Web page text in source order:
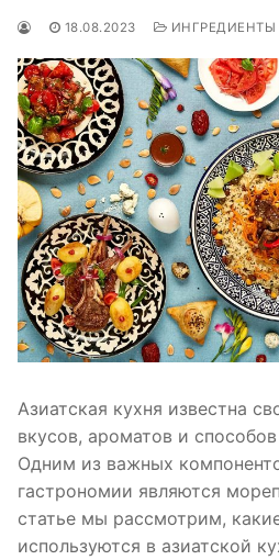
18.08.2023 ИНГРЕДИЕНТЫ
Азиатская кухня известна
вкусов, ароматов и
Одним из важных
гастрономии являются
статье мы рассмотрим,
используются в азиатской